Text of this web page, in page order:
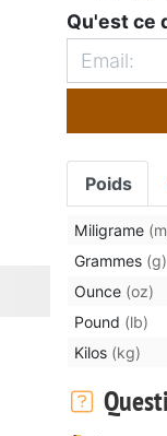
Qu'est ce
Poids
Miligrame
Grammes (g)
Ounce (oz)
Pound (lb)
Kilos (kg)